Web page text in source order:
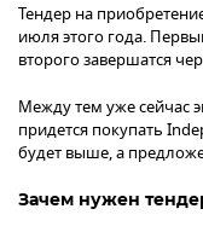
Тендер на
июля этого года.
второго завершатся
Между тем уже сейчас
придется покупать
будет выше, а
Зачем нужен